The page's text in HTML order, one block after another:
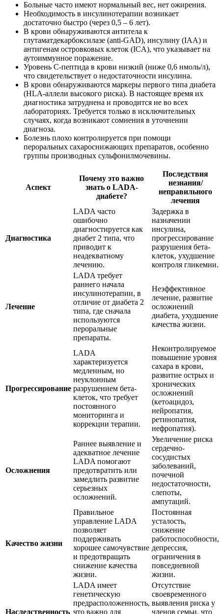
Больные часто имеют нормальный вес, нет ожирения.
Необходимость в инсулинотерапии возникает
достаточно быстро (через 0,5 – 6 лет).
В крови обнаруживаются антитела к
глутаматдекарбоксилазе (anti-GAD), инсулину (IAA) и
антигенам островковых клеток (ICA), что указывает на
аутоиммунное поражение.
Уровень С-пептида в крови низкий (ниже 0,6 нмоль/л),
что свидетельствует о недостаточности инсулина.
В крови обнаруживаются маркеры первого типа диабета
(HLA-аллели высокого риска). В настоящее время их
диагностика затруднена и проводится не во всех
лабораториях. Требуется только в исключительных
случаях, когда возникают сомнения в уточнении
диагноза.
Болезнь плохо контролируется при помощи
пероральных сахароснижающих препаратов, особенно
группы производных сульфонилмочевины.
Аспект
Почему это важно
знать о LADA-
диабете?
Последствия
незнания/
неправильного
лечения
Диагностика
LADA часто
ошибочно
диагностируется как
диабет 2 типа, что
приводит к
неадекватному
лечению.
Задержка в
назначении
инсулина,
прогрессирование
разрушения бета-
клеток, ухудшение
контроля гликемии.
Лечение
LADA требует
раннего начала
инсулинотерапии, в
отличие от диабета 2
типа, где сначала
используются
пероральные
препараты.
Неэффективное
лечение, развитие
осложнений
диабета, ухудшение
качества жизни.
Прогрессирование
LADA
характеризуется
медленным, но
неуклонным
разрушением бета-
клеток, что требует
постоянного
мониторинга и
коррекции терапии.
Неконтролируемое
повышение уровня
сахара в крови,
развитие острых и
хронических
осложнений
(кетоацидоз,
нейропатия,
ретинопатия,
нефропатия).
Осложнения
Раннее выявление и
адекватное лечение
LADA помогают
предотвратить или
замедлить развитие
серьезных
осложнений.
Увеличение риска
сердечно-
сосудистых
заболеваний,
почечной
недостаточности,
слепоты,
ампутаций.
Качество жизни
Правильное
управление LADA
позволяет
поддерживать
хорошее самочувствие
и предотвращать
снижение качества
жизни.
Постоянная
усталость,
снижение
работоспособности,
депрессия,
ограничения в
повседневной
жизни.
Наследственность
LADA имеет
генетическую
предрасположенность,
что важно для
Отсутствие
своевременного
выявления риска у
членов семьи, что